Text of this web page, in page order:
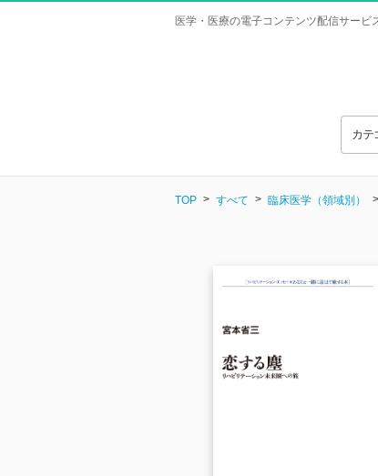
医学・医療の電子コンテンツ配信サービ
カテ
TOP すべて 臨床医学（領域別）